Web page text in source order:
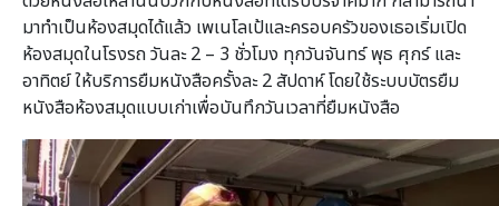
มาทำเป็นห้องสมุดได้แล้ว เพเนโลเป้และครอบครัวของเธอเริ่มเปิด
ห้องสมุดในโรงรถ วันละ 2 – 3 ชั่วโมง ทุกวันจันทร์ พุธ ศุกร์ และ
อาทิตย์ ให้บริการยืมหนังสือครั้งละ 2 สัปดาห์ โดยใช้ระบบบัตรยืม
หนังสือห้องสมุดแบบเก่าเพื่อบันทึกวันเวลาที่ยืมหนังสือ